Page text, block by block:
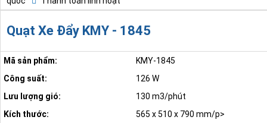
Trang chủ Quạt xe đẩy Dasin
100% hàng chính hãng giá tốt nhất
phẩm trong vòng 07 ngày
Giao hàng tận nơi, vận chuyển toàn